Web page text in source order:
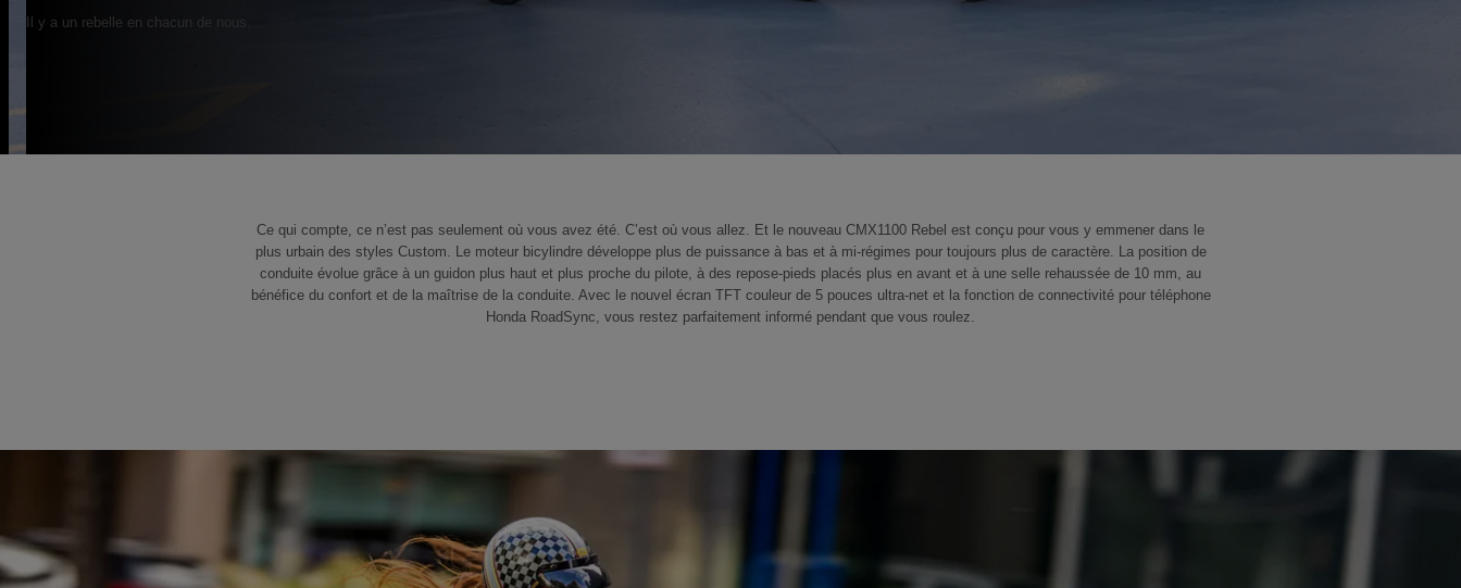
Il y a un rebelle en chacun de nous.
Ce qui compte, ce n’est pas seulement où vous avez été. C’est où vous allez. Et le nouveau CMX1100 Rebel est conçu pour vous y emmener dans le
plus urbain des styles Custom. Le moteur bicylindre développe plus de puissance à bas et à mi-régimes pour toujours plus de caractère. La position de
conduite évolue grâce à un guidon plus haut et plus proche du pilote, à des repose-pieds placés plus en avant et à une selle rehaussée de 10 mm, au
bénéfice du confort et de la maîtrise de la conduite. Avec le nouvel écran TFT couleur de 5 pouces ultra-net et la fonction de connectivité pour téléphone
Honda RoadSync, vous restez parfaitement informé pendant que vous roulez.